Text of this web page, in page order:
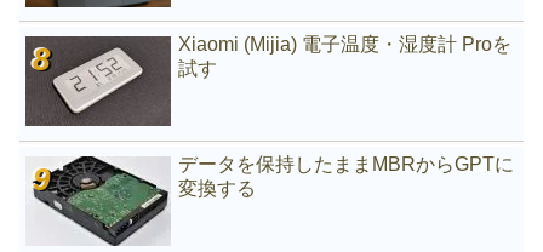
Xiaomi (Mijia) 電子温度・湿度計 Proを
試す
データを保持したままMBRからGPTに
変換する